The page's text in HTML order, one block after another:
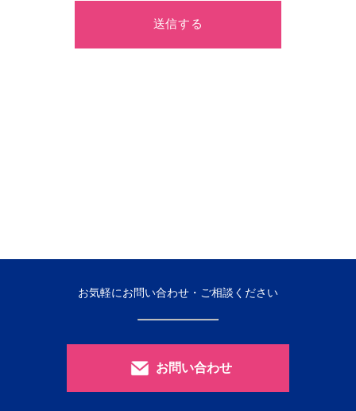
お気軽にお問い合わせ・ご相談ください
お問い合わせ